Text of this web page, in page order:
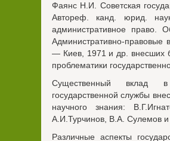
Фаянс Н.И. Советская
Автореф. канд. юрид.
административное
Административно-правовые
— Киев, 1971 и др. внесших
проблематики
Существенный вклад
государственной службы
научного знания:
А.И.Турчинов, В.А. Сулемов
Различные аспекты